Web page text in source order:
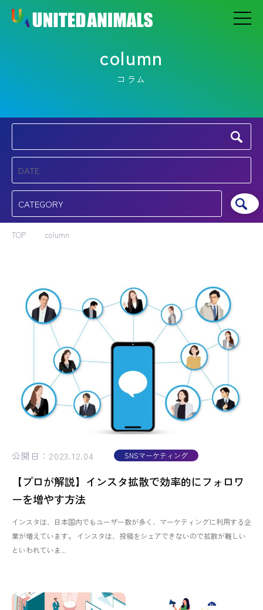
column
コラム
TOP column
公開日：2023.12.04 SNSマーケティング
【プロが解説】インスタ拡散で効率的にフォロワ
ーを増やす方法
インスタは、日本国内でもユーザー数が多く、マーケティングに利用する企
業が増えています。 インスタは、投稿をシェアできないので拡散が難しい
といわれていま...